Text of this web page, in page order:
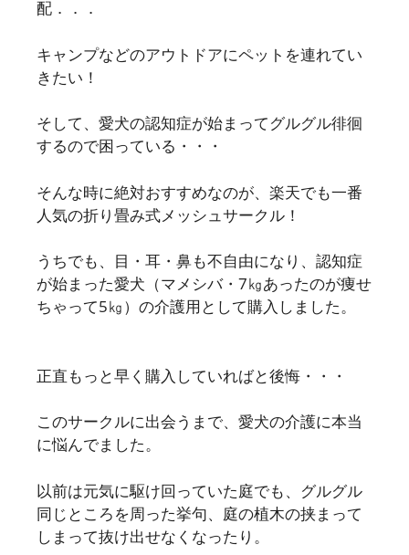
配．．．
キャンプなどのアウトドアにペットを連れてい
きたい！
そして、愛犬の認知症が始まってグルグル徘徊
するので困っている・・・
そんな時に絶対おすすめなのが、楽天でも一番
人気の折り畳み式メッシュサークル！
うちでも、目・耳・鼻も不自由になり、認知症
が始まった愛犬（マメシバ・7㎏あったのが痩せ
ちゃって5㎏）の介護用として購入しました。
正直もっと早く購入していればと後悔・・・
このサークルに出会うまで、愛犬の介護に本当
に悩んでました。
以前は元気に駆け回っていた庭でも、グルグル
同じところを周った挙句、庭の植木の挟まって
しまって抜け出せなくなったり。